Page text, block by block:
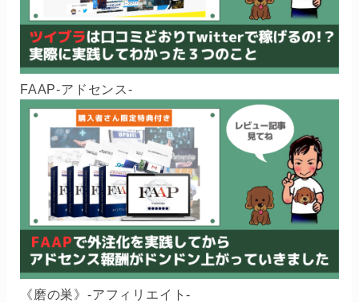
FAAP-アドセンス-
《磨の巣》-アフィリエイト-